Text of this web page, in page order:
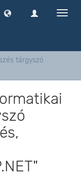
tárgyszó